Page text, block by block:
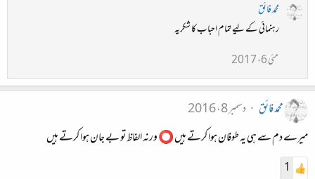
محمد فائق
رہنمائی کے لیے تمام احباب کا شکریہ
مئی 6، 2017
محمد فائق
دسمبر 8، 2016
میرے دم سے ہی یہ طوفان ہوا کرتے ہیں ⭕ ورنہ الفاظ تو بے جان ہوا کرتے ہیں
1